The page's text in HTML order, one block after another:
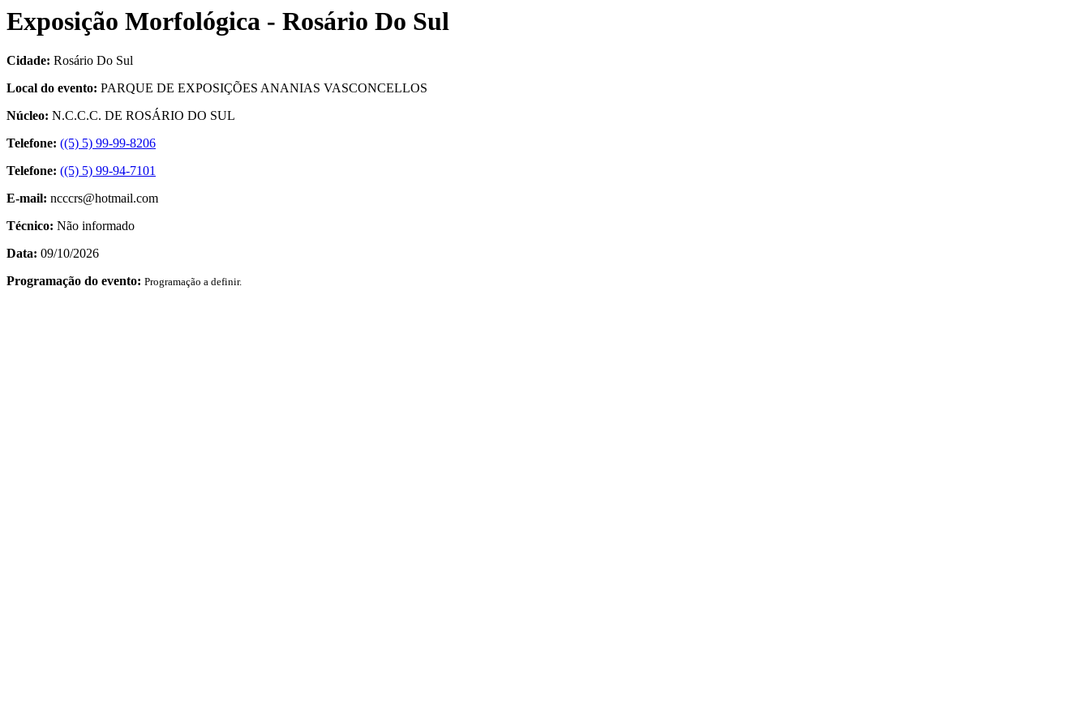
Exposição Morfológica - Rosário Do Sul
Cidade: Rosário Do Sul
Local do evento: PARQUE DE EXPOSIÇÕES ANANIAS VASCONCELLOS
Núcleo: N.C.C.C. DE ROSÁRIO DO SUL
Telefone: ((5) 5) 99-99-8206
Telefone: ((5) 5) 99-94-7101
E-mail: ncccrs@hotmail.com
Técnico: Não informado
Data: 09/10/2026
Programação do evento: Programação a definir.